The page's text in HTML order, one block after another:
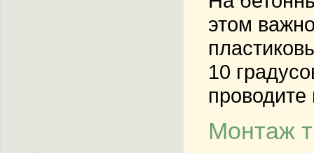
этом
10
Монтаж